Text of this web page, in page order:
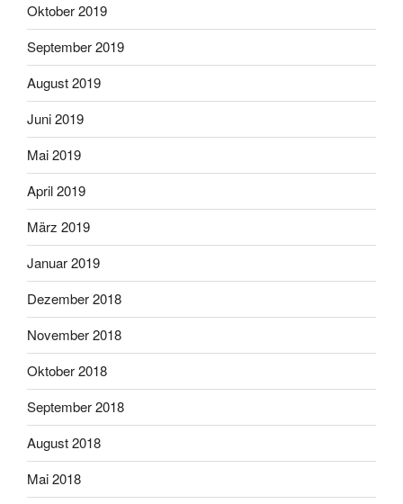
Oktober 2019
September 2019
August 2019
Juni 2019
Mai 2019
April 2019
März 2019
Januar 2019
Dezember 2018
November 2018
Oktober 2018
September 2018
August 2018
Mai 2018